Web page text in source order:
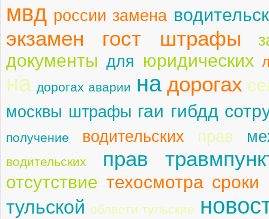
мвд россии замена
экзамен гост штрафы
документы для юридических
на дорогах аварии на дорогах
москвы штрафы гаи гибдд
получение водительских прав
водительских прав
отсутствие техосмотра сроки
тульской области тульские